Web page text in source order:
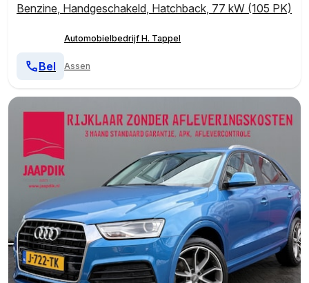
Benzine, Handgeschakeld, Hatchback, 77 kW (105 PK)
Automobielbedrijf H. Tappel
Assen
Bel